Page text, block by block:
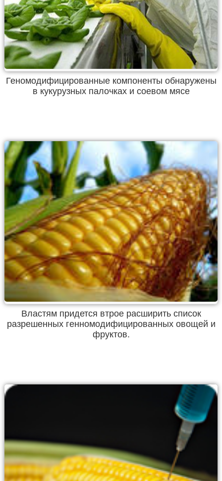
Геномодифицированные компоненты обнаружены
в кукурузных палочках и соевом мясе
Властям придется втрое расширить список
разрешенных генномодифицированных овощей и
фруктов.